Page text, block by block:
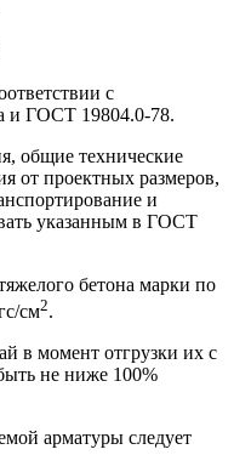
с
и ГОСТ 19804.0-78.
общие технические
от проектных размеров,
и
указанным в ГОСТ
бетона марки по
см2.
в момент отгрузки их с
не ниже 100%
арматуры следует